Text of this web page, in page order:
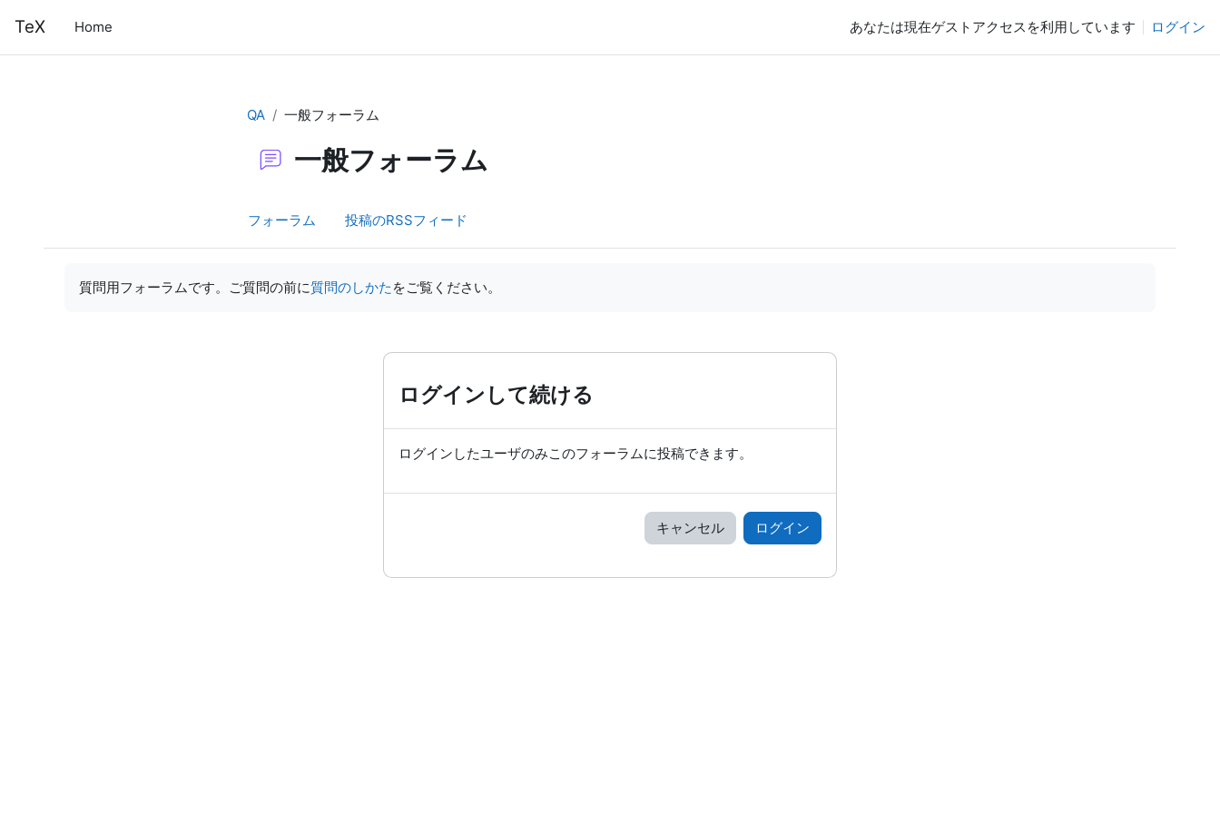
TeX Home あなたは現在ゲストアクセスを利用しています ログイン
QA 一般フォーラム
一般フォーラム
フォーラム 投稿のRSSフィード
質問用フォーラムです。ご質問の前に質問のしかた をご覧ください。
ログインして続ける
ログインしたユーザのみこのフォーラムに投稿できます。
キャンセル ログイン